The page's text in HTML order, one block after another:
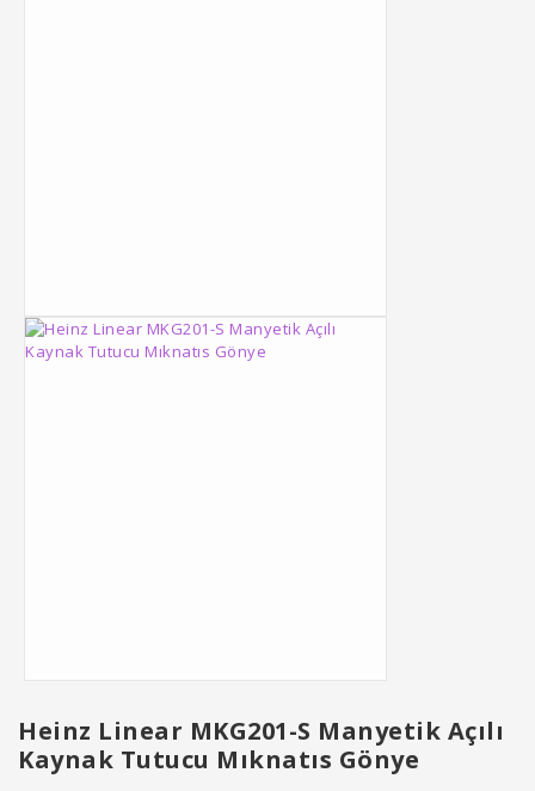
Heinz Linear MKG201-S Manyetik Açılı
Kaynak Tutucu Mıknatıs Gönye